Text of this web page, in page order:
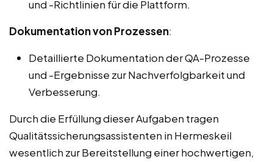
und -Richtlinien für die Plattform.
Dokumentation von Prozessen:
Detaillierte Dokumentation der QA-Prozesse
und -Ergebnisse zur Nachverfolgbarkeit und
Verbesserung.
Durch die Erfüllung dieser Aufgaben tragen
Qualitätssicherungsassistenten in Hermeskeil
wesentlich zur Bereitstellung einer hochwertigen,